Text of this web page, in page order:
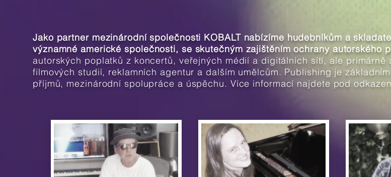
Jako partner mezinárodní společnosti KOBALT nabízíme hudebníkům a
významné americké společnosti, se skutečným zajištěním ochrany autorského
autorských poplatků z koncertů, veřejných médií a digitálních sítí, ale
filmových studií, reklamních agentur a dalším umělcům. Publishing je
příjmů, mezinárodní spolupráce a úspěchu. Více informací najdete pod